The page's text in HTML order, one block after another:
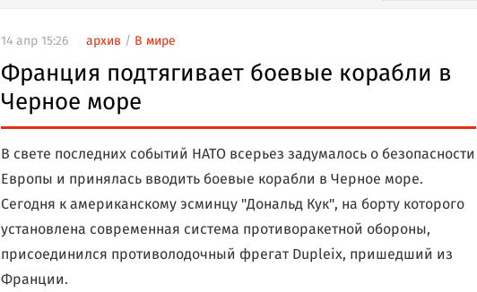
14 апр 15:26 архив / В мире
Франция подтягивает боевые корабли в
Черное море
В свете последних событий НАТО всерьез задумалось о безопасности
Европы и принялась вводить боевые корабли в Черное море.
Сегодня к американскому эсминцу "Дональд Кук", на борту которого
установлена современная система противоракетной обороны,
присоединился противолодочный фрегат Dupleix, пришедший из
Франции.